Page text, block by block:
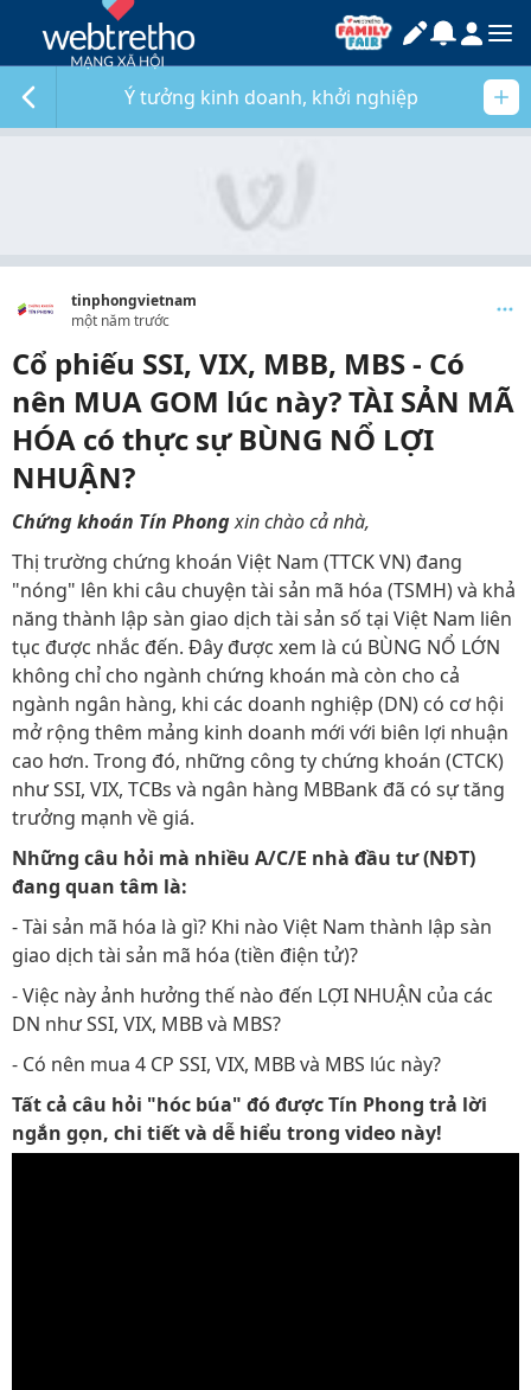
Ý tưởng kinh doanh, khởi nghiệp
tinphongvietnam
một năm trước
Cổ phiếu SSI, VIX, MBB, MBS - Có
nên MUA GOM lúc này? TÀI SẢN MÃ
HÓA có thực sự BÙNG NỔ LỢI
NHUẬN?
Chứng khoán Tín Phongxin chào cả nhà,
Thị trường chứng khoán Việt Nam (TTCK VN) đang
"nóng" lên khi câu chuyện tài sản mã hóa (TSMH) và khả
năng thành lập sàn giao dịch tài sản số tại Việt Nam liên
tục được nhắc đến. Đây được xem là cú BÙNG NỔ LỚN
không chỉ cho ngành chứng khoán mà còn cho cả
ngành ngân hàng, khi các doanh nghiệp (DN) có cơ hội
mở rộng thêm mảng kinh doanh mới với biên lợi nhuận
cao hơn. Trong đó, những công ty chứng khoán (CTCK)
như SSI, VIX, TCBs và ngân hàng MBBank đã có sự tăng
trưởng mạnh về giá.
Những câu hỏi mà nhiều A/C/E nhà đầu tư (NĐT)
đang quan tâm là:
- Tài sản mã hóa là gì? Khi nào Việt Nam thành lập sàn
giao dịch tài sản mã hóa (tiền điện tử)?
- Việc này ảnh hưởng thế nào đến LỢI NHUẬN của các
DN như SSI, VIX, MBB và MBS?
- Có nên mua 4 CP SSI, VIX, MBB và MBS lúc này?
Tất cả câu hỏi "hóc búa" đó được Tín Phong trả lời
ngắn gọn, chi tiết và dễ hiểu trong video này!